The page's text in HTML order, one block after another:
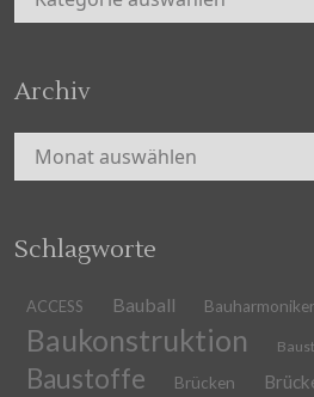
Archiv
Archiv
Schlagworte
ACCESS Bauball Bauharmoniker
Baukonstruktion
Baustoffe Brücken